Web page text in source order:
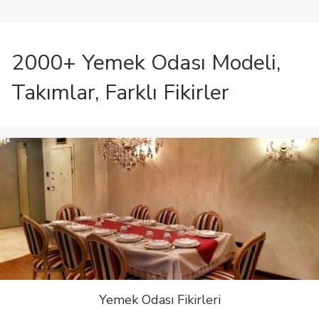
2000+ Yemek Odası Modeli,
Takımlar, Farklı Fikirler
Yemek Odası Fikirleri